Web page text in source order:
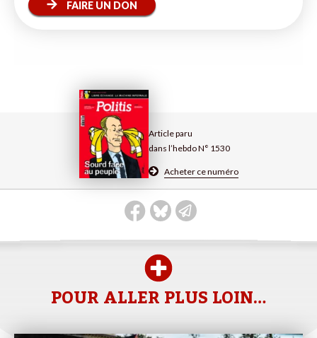
Article paru
dans l’hebdo N° 1530
Acheter ce numéro
FAIRE UN DON
POUR ALLER PLUS LOIN…